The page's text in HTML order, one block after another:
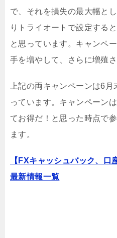
で、それを損失の最大幅と
りトライオートで設定する
と思っています。キャンペ
手を増やして、さらに増殖
上記の両キャンペーンは6
っています。キャンペーン
てお得だ！と思った時点で
ます。
【FXキャッシュバック、口
最新情報一覧